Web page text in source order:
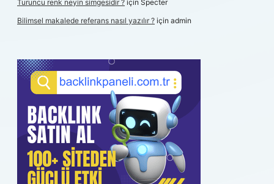
Turuncu renk neyin simgesidir ? için Specter
Bilimsel makalede referans nasıl yazılır ? için admin